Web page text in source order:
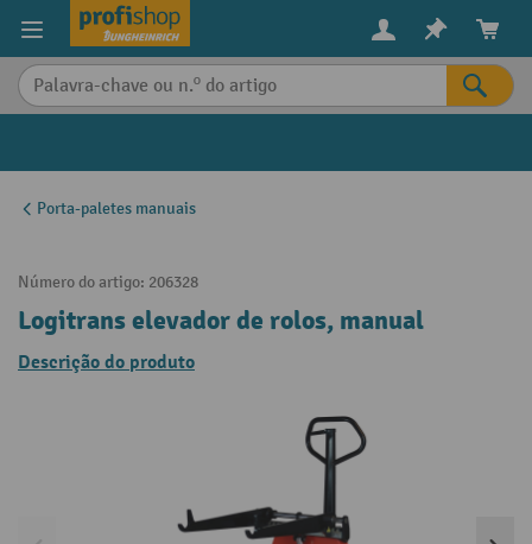
principal
Porta-paletes manuais
Número do artigo: 206328
Logitrans elevador de rolos, manual
Descrição do produto